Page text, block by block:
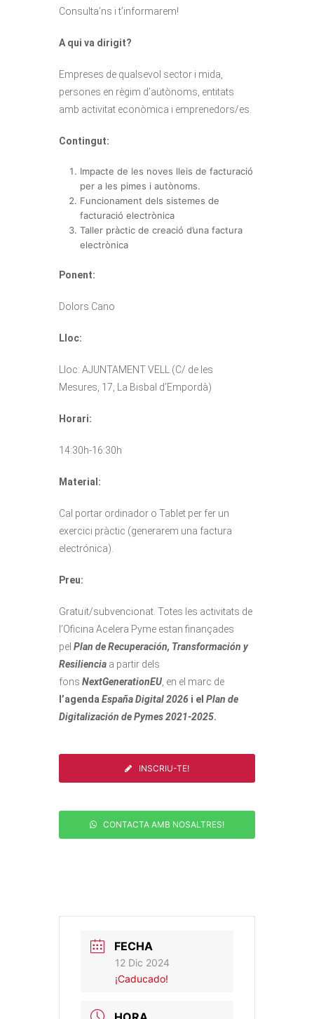
Consulta’ns i t’informarem!
A qui va dirigit?
Empreses de qualsevol sector i mida,
persones en règim d’autònoms, entitats
amb activitat econòmica i emprenedors/es.
Contingut:
Impacte de les noves lleis de facturació
per a les pimes i autònoms.
Funcionament dels sistemes de
facturació electrònica
Taller pràctic de creació d’una factura
electrònica
Ponent:
Dolors Cano
Lloc:
Lloc: AJUNTAMENT VELL (C/ de les
Mesures, 17, La Bisbal d’Empordà)
Horari:
14:30h-16:30h
Material:
Cal portar ordinador o Tablet per fer un
exercici pràctic (generarem una factura
electrónica).
Preu:
Gratuït/subvencionat. Totes les activitats de
l’Oficina Acelera Pyme estan finançades
pel Plan de Recuperación, Transformación y
Resiliencia a partir dels
fons NextGenerationEU , en el marc de
l’agenda España Digital 2026 i el Plan de
Digitalización de Pymes 2021-2025.
INSCRIU-TE!
CONTACTA AMB NOSALTRES!
FECHA
12 Dic 2024
¡Caducado!